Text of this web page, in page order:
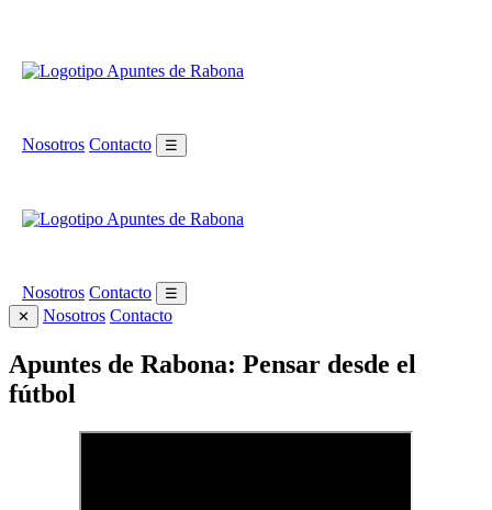
Nosotros Contacto ☰
Nosotros Contacto
☰
✕
Nosotros Contacto
Apuntes de Rabona: Pensar desde el
fútbol